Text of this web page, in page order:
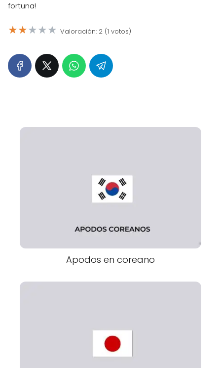
fortuna!
★★★★★ Valoración: 2 (1 votos)
Apodos en coreano